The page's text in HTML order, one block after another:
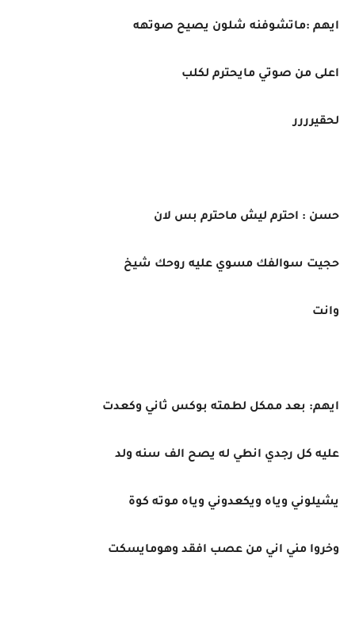
ايهم :ماتشوفنه شلون يصيح صوتهه
اعلى من صوتي مايحترم لكلب
لحقيرررر
حسن : احترم ليش ماحترم بس لان
حجيت سوالفك مسوي عليه روحك شيخ
وانت
ايهم: بعد ممكل لطمته بوكس ثاني وكعدت
عليه كل رجدي انطي له يصح الف سنه ولد
يشيلوني وياه ويكعدوني وياه موته كوة
وخروا مني اني من عصب افقد وهومايسكت